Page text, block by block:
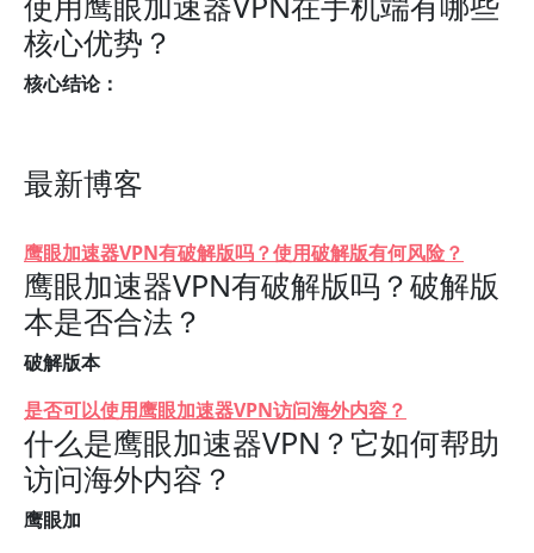
核心优势？
核心结论：
最新博客
鹰眼加速器VPN有破解版吗？使用破解版有何风险？
鹰眼加速器VPN有破解版吗？破解版
本是否合法？
破解版本
是否可以使用鹰眼加速器VPN访问海外内容？
什么是鹰眼加速器VPN？它如何帮助
访问海外内容？
鹰眼加